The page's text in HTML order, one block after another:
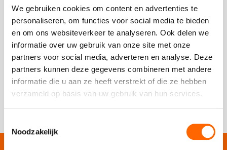
We gebruiken cookies om content en advertenties te
personaliseren, om functies voor social media te bieden
en om ons websiteverkeer te analyseren. Ook delen we
informatie over uw gebruik van onze site met onze
partners voor social media, adverteren en analyse. Deze
partners kunnen deze gegevens combineren met andere
informatie die u aan ze heeft verstrekt of die ze hebben
verzameld op basis van uw gebruik van hun services.
Noodzakelijk